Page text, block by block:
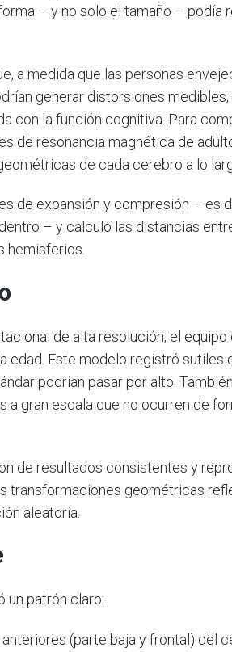
– y no solo el tamaño – podía
a medida que las personas
generar distorsiones
con la función cognitiva. Para
de resonancia magnética de
de cada cerebro a lo
de expansión y compresión – es
– y calculó las distancias
hemisferios.
de alta resolución, el
edad. Este modelo registró
podrían pasar por alto.
a gran escala que no ocurren de
de resultados consistentes y
transformaciones geométricas
aleatoria.
un patrón claro:
(parte baja y frontal) del